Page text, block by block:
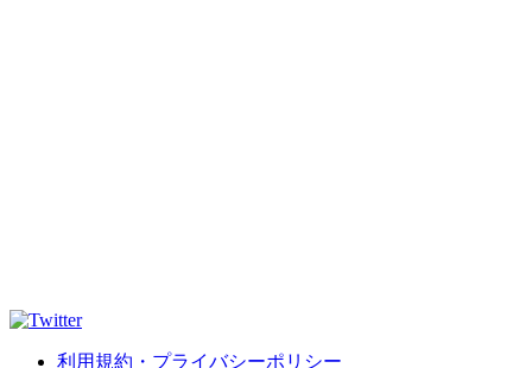
利用規約・プライバシーポリシー